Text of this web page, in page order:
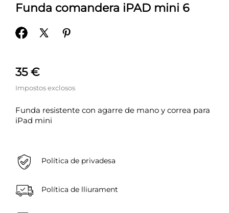
Funda comandera iPAD mini 6
35 €
Impostos exclosos
Funda resistente con agarre de mano y correa para
iPad mini
Política de privadesa
Política de lliurament